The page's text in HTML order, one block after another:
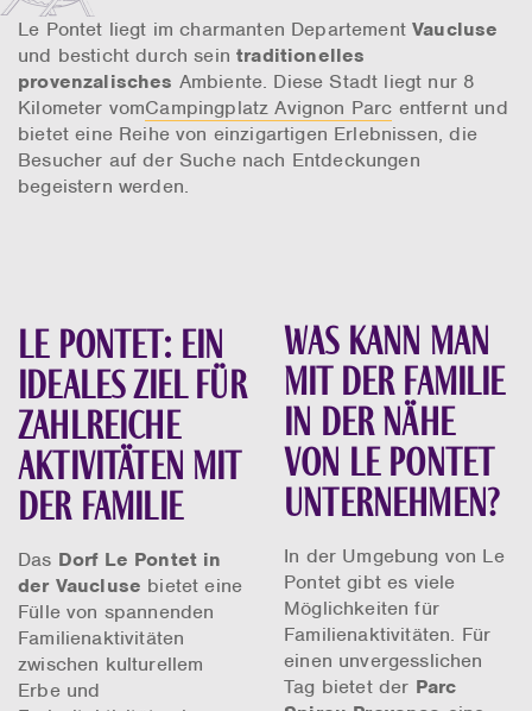
Le Pontet liegt im charmanten DepartementVaucluse
und besticht durch sein traditionelles
provenzalisches Ambiente. Diese Stadt liegt nur 8
Kilometer vomCampingplatz Avignon Parc entfernt und
bietet eine Reihe von einzigartigen Erlebnissen, die
Besucher auf der Suche nach Entdeckungen
begeistern werden.
Le Pontet: ein
ideales Ziel für
zahlreiche
Aktivitäten mit
der Familie
Das Dorf Le Pontet in
der Vaucluse bietet eine
Fülle von spannenden
Familienaktivitäten
zwischen kulturellem
Erbe und
Was kann man
mit der Familie
in der Nähe
von Le Pontet
unternehmen?
In der Umgebung von Le
Pontet gibt es viele
Möglichkeiten für
Familienaktivitäten. Für
einen unvergesslichen
Tag bietet der Parc